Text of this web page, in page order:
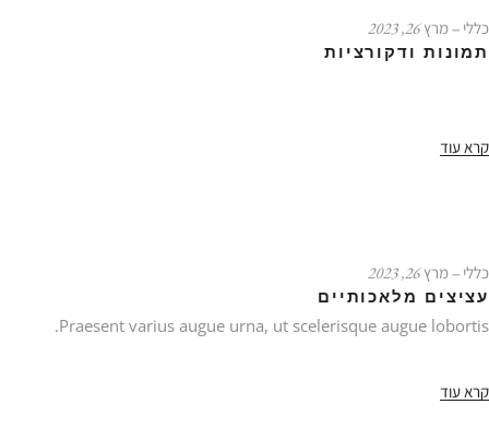
כללי ‒ מרץ 26, 2023
תמונות ודקורציות
קרא עוד
כללי ‒ מרץ 26, 2023
עציצים מלאכותיים
Praesent varius augue urna, ut scelerisque augue lobortis.
קרא עוד